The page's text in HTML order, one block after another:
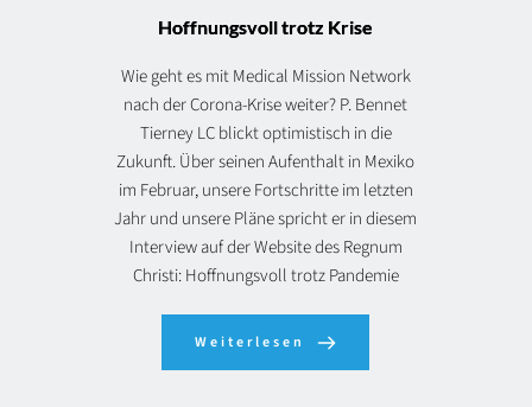
Hoffnungsvoll trotz Krise
Wie geht es mit Medical Mission Network
nach der Corona-Krise weiter? P. Bennet
Tierney LC blickt optimistisch in die
Zukunft. Über seinen Aufenthalt in Mexiko
im Februar, unsere Fortschritte im letzten
Jahr und unsere Pläne spricht er in diesem
Interview auf der Website des Regnum
Christi: Hoffnungsvoll trotz Pandemie
Weiterlesen